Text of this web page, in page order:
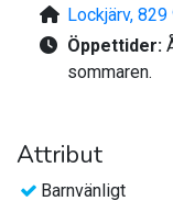
motorfordonstrafik,
2. ta ved. Eldning
3. bryta kvistar,
4. skada, plocka
Lockjärv,
Öppettider:
sommaren.
Attribut
Barnvänligt